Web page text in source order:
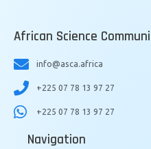
African Science
info@asca.africa
+225 07 78 13 97 27
+225 07 78 13 97 27
Navigation